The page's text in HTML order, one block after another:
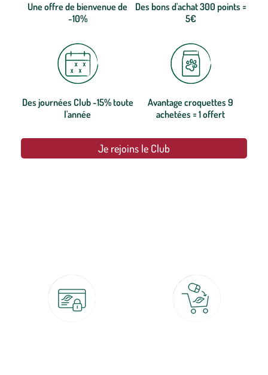
Une offre de bienvenue de
-10%
Des bons d'achat 300 points =
5€
Des journées Club -15% toute
l'année
Avantage croquettes 9
achetées = 1 offert
Je rejoins le Club